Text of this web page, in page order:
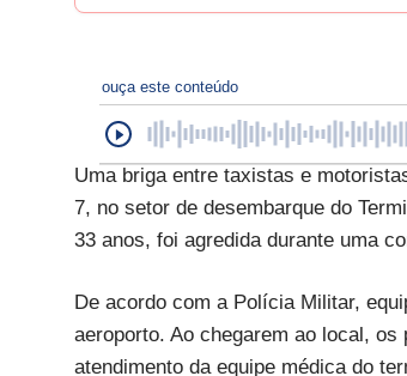
ouça este conteúdo
Uma briga entre taxistas e
7, no setor de desembarque do
33 anos, foi agredida durante uma
De acordo com a Polícia Militar,
aeroporto. Ao chegarem ao local,
atendimento da equipe médica do